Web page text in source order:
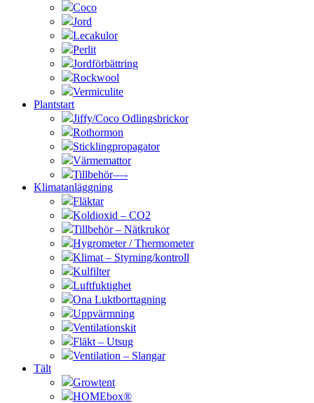
Coco
Jord
Lecakulor
Perlit
Jordförbättring
Rockwool
Vermiculite
Plantstart
Jiffy/Coco Odlingsbrickor
Rothormon
Sticklingpropagator
Värmemattor
Tillbehör—-
Klimatanläggning
Fläktar
Koldioxid – CO2
Tillbehör – Nätkrukor
Hygrometer / Thermometer
Klimat – Styrning/kontroll
Kulfilter
Luftfuktighet
Ona Luktborttagning
Uppvärmning
Ventilationskit
Fläkt – Utsug
Ventilation – Slangar
Tält
Growtent
HOMEbox®